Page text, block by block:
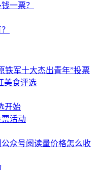
一票？
铁军十大杰出青年”投票
美食评选
开始
活动
众号阅读量价格怎么收